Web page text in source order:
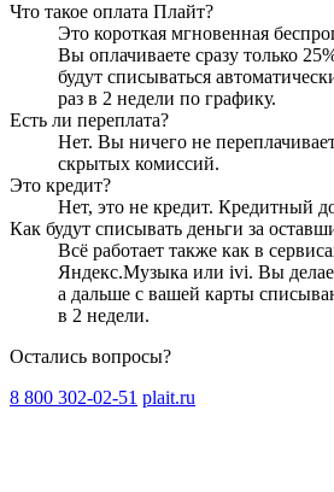
Что такое оплата Плайт?
Это короткая мгновенная
Вы оплачиваете сразу только 25
будут списываться
раз в 2 недели по графику.
Есть ли переплата?
Нет. Вы ничего не
скрытых комиссий.
Это кредит?
Нет, это не кредит. Кредитный
Как будут списывать деньги за
Всё работает также как в
Яндекс.Музыка или ivi. Вы
а дальше с вашей карты
в 2 недели.
Остались вопросы?
8 800 302-02-51 plait.ru